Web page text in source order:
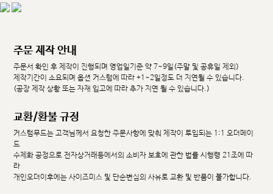
주문 제작 안내
주문서 확인 후 제작이 진행되며 영업일기준 약 7~9일(주말 및 공휴일 제외)
제작기간이 소요되며 옵션 커스텀에 따라 +1~2일정도 더 지연될 수 있습니다.
(공장 제작 상황 또는 자재 입고에 따라 추가 지연 될 수 있습니다.)
교환/환불 규정
커스텀무드는 고객님께서 요청한 주문사항에 맞춰 제작이 투입되는 1:1 오더메이
드
수제화 공정으로 전자상거래등에서의 소비자 보호에 관한 법률 시행령 21조에 따
라
개인오더이후에는 사이즈미스 및 단순변심의 사유로 교환 및 반품이 불가합니다.